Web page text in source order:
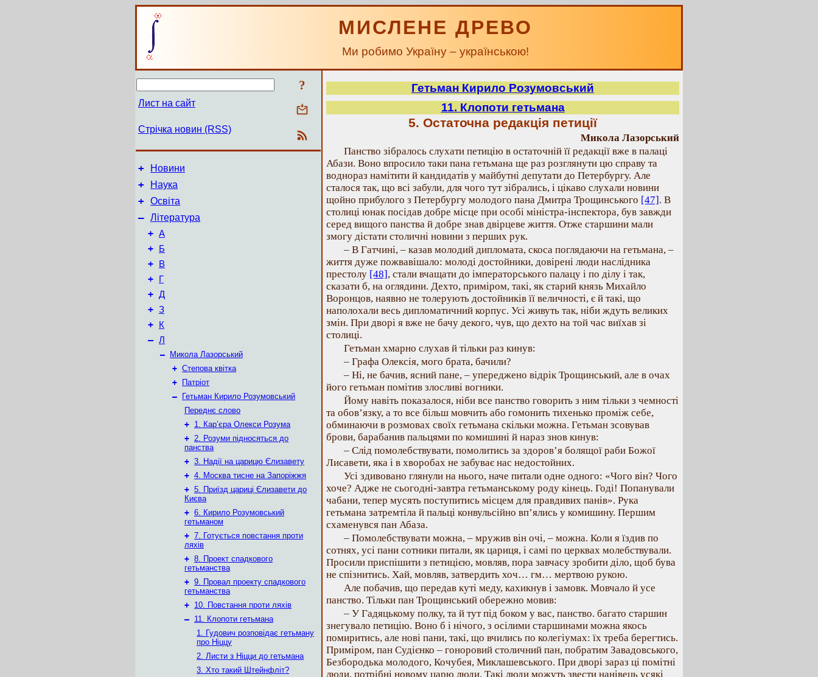
МИСЛЕНЕ ДРЕВО
Ми робимо Україну – українською!
?
Лист на сайт
Стрічка новин (RSS)
+ Новини
+ Наука
+ Освіта
– Література
+ А
+ Б
+ В
+ Г
+ Д
+ З
+ К
– Л
–
Микола Лазорський
+ Степова квітка
+
Патріот
–
Гетьман Кирило Розумовський
Переднє слово
+ 1. Кар’єра Олекси Розума
+ 2. Розуми підносяться до
панства
+ 3. Надії на царицю Єлизавету
+ 4. Москва тисне на Запоріжжя
+ 5. Приїзд цариці Єлизавети до
Києва
+ 6. Кирило Розумовський
гетьманом
+ 7. Готується повстання проти
ляхів
+ 8. Проект спадкового
гетьманства
+ 9. Провал проекту спадкового
гетьманства
+ 10. Повстання проти ляхів
– 11. Клопоти гетьмана
1. Гудович розповідає гетьману
про Ніццу
2. Листи з Ніцци до гетьмана
3. Хто такий Штейнфліт?
Гетьман Кирило Розумовський
11. Клопоти гетьмана
5. Остаточна редакція петиції
Микола Лазорський
Панство зібралось слухати петицію в остаточній її редакції вже в палаці
Абази. Воно впросило таки пана гетьмана ще раз розглянути цю справу та
воднораз намітити й кандидатів у майбутні депутати до Петербургу. Але
сталося так, що всі забули, для чого тут зібрались, і цікаво слухали новини
щойно прибулого з Петербургу молодого пана Дмитра Трощинського [47]. В
столиці юнак посідав добре місце при особі міністра-інспектора, був завжди
серед вищого панства й добре знав двірцеве життя. Отже старшини мали
змогу дістати столичні новини з перших рук.
– В Гатчині, – казав молодий дипломата, скоса поглядаючи на гетьмана, –
життя дуже пожвавішало: молоді достойники, довірені люди наслідника
престолу [48], стали вчащати до імператорського палацу і по ділу і так,
сказати б, на оглядини. Дехто, приміром, такі, як старий князь Михайло
Воронцов, наявно не толерують достойників її величності, є й такі, що
наполохали весь дипломатичний корпус. Усі живуть так, ніби ждуть великих
змін. При дворі я вже не бачу декого, чув, що дехто на той час виїхав зі
столиці.
Гетьман хмарно слухав й тільки раз кинув:
– Графа Олексія, мого брата, бачили?
– Ні, не бачив, ясний пане, – упереджено відрік Трощинський, але в очах
його гетьман помітив злосливі вогники.
Йому навіть показалося, ніби все панство говорить з ним тільки з чемності
та обов’язку, а то все більш мовчить або гомонить тихенько проміж себе,
обминаючи в розмовах своїх гетьмана скільки можна. Гетьман зсовував
брови, барабанив пальцями по комишині й нараз знов кинув:
– Слід помолебствувати, помолитись за здоров’я болящої раби Божої
Лисавети, яка і в хворобах не забуває нас недостойних.
Усі здивовано глянули на нього, наче питали одне одного: «Чого він? Чого
хоче? Адже не сьогодні-завтра гетьманському роду кінець. Годі! Попанували
чабани, тепер мусять поступитись місцем для правдивих панів». Рука
гетьмана затремтіла й пальці конвульсійно вп’ялись у комишину. Першим
схаменувся пан Абаза.
– Помолебствувати можна, – мружив він очі, – можна. Коли я їздив по
сотнях, усі пани сотники питали, як цариця, і самі по церквах молебствували.
Просили приспішити з петицією, мовляв, пора завчасу зробити діло, щоб бува
не спізнитись. Хай, мовляв, затвердить хоч… гм… мертвою рукою.
Але побачив, що передав куті меду, кахикнув і замовк. Мовчало й усе
панство. Тільки пан Трощинський обережно мовив:
– У Гадяцькому полку, та й тут під боком у вас, панство. багато старшин
знегувало петицію. Воно б і нічого, з осілими старшинами можна якось
помиритись, але нові пани, такі, що вчились по колегіумах: їх треба берегтись.
Приміром, пан Судієнко – гоноровий столичний пан, побратим Завадовського,
Безбородька молодого, Кочубея, Миклашевського. При дворі зараз ці помітні
люди, потрібні новому царю люди. Такі люди можуть звести нанівець усякі